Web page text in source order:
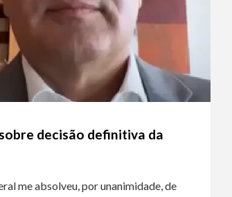
decisão definitiva da
me absolveu, por unanimidade, de